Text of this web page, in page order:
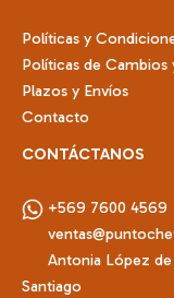
Políticas y
Políticas de
Plazos y Envíos
Contacto
CONTÁCTANOS
+569 7600 4569
Antonia López
Santiago